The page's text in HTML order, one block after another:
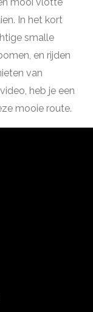
In het kort
smalle
en rijden
van
heb je een
mooie route.